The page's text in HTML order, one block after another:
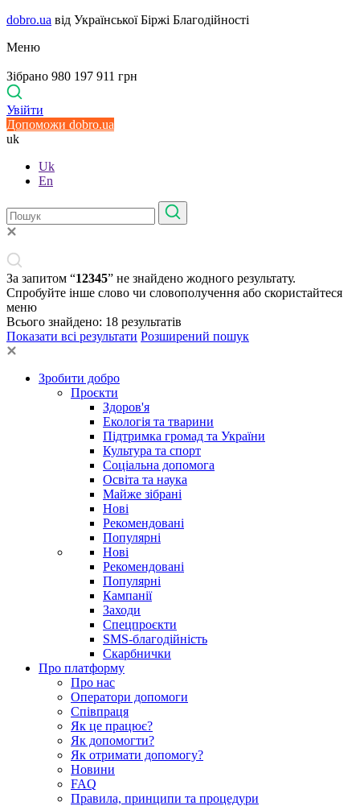
dobro.ua від Української Біржі Благодійності
Меню
Зібрано 980 197 911 грн
Увійти
Допоможи dobro.ua
uk
Uk
En
За запитом “12345” не знайдено жодного результату.
Спробуйте інше слово чи словополучення або скористайтеся
меню
Всього знайдено: 18 результатів
Показати всі результати Розширений пошук
Зробити добро
Проєкти
Здоров'я
Екологія та тварини
Підтримка громад та України
Культура та спорт
Соціальна допомога
Освіта та наука
Майже зібрані
Нові
Рекомендовані
Популярні
Нові
Рекомендовані
Популярні
Кампанії
Заходи
Спецпроєкти
SMS-благодійність
Скарбнички
Про платформу
Про нас
Оператори допомоги
Співпраця
Як це працює?
Як допомогти?
Як отримати допомогу?
Новини
FAQ
Правила, принципи та процедури